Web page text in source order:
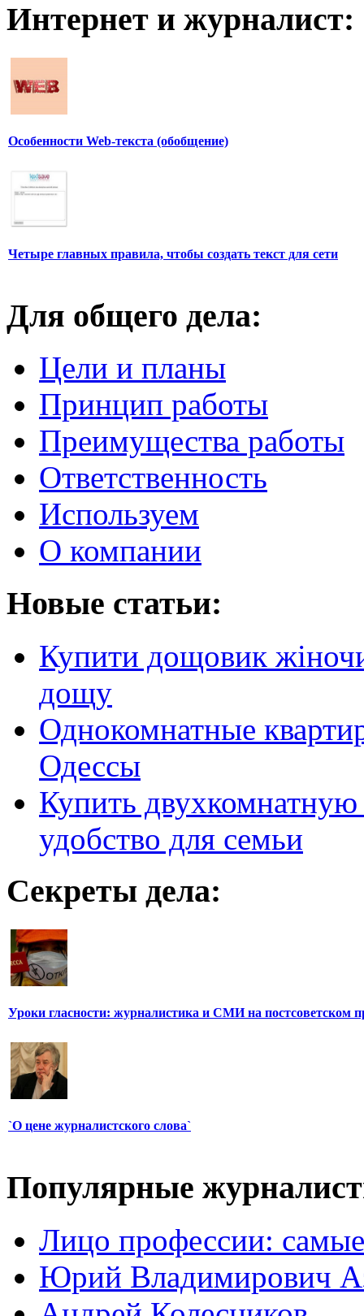
Интернет и журналист:
Особенности Web-текста (обобщение)
Четыре главных правила, чтобы создать текст для сети
Для общего дела:
Цели и планы
Принцип работы
Преимущества работы
Ответственность
Используем
О компании
Новые статьи:
Купити дощовик
дощу
Однокомнатные
Одессы
Купить
удобство для семьи
Секреты дела:
Уроки гласности: журналистика и СМИ на постсоветском
`О цене журналистского слова`
Популярные
Лицо профессии:
Юрий Владимирович